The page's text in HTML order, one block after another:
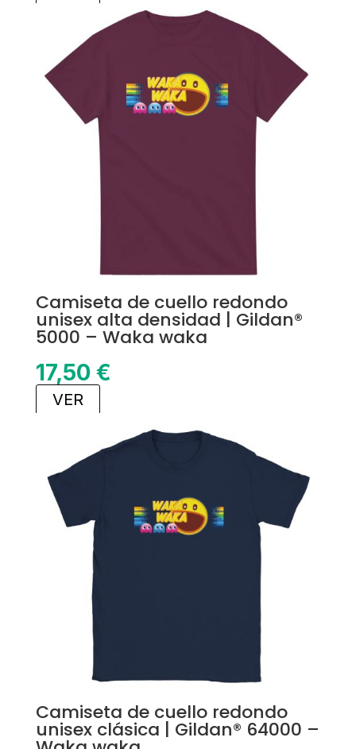
Camiseta de cuello redondo
unisex alta densidad | Gildan®
5000 – Waka waka
17,50 €
VER
Camiseta de cuello redondo
unisex clásica | Gildan® 64000 –